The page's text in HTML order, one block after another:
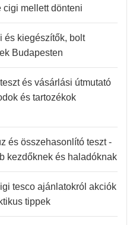
cigi mellett dönteni
és kiegészítők, bolt
Budapesten
és vásárlási útmutató
és tartozékok
és összehasonlító teszt -
kezdőknek és haladóknak
tesco ajánlatokról akciók
tippek